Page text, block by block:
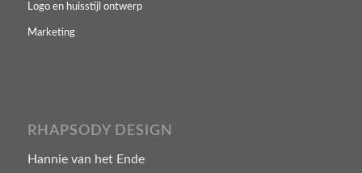
Logo en huisstijl ontwerp
Marketing
RHAPSODY DESIGN
Hannie van het Ende